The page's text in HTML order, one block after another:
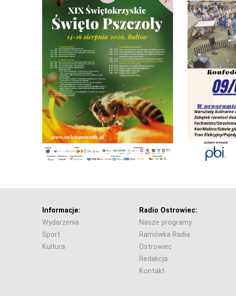
Informacje:
Wydarzenia
Sport
Kultura
Radio Ostrowiec:
Nasze programy
Ramówka Radia
Ostrowiec
Redakcja
Kontakt